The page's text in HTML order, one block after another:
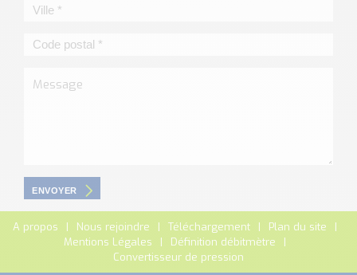
ENVOYER
A propos Nous rejoindre Téléchargement
Plan du site
Mentions Légales
Définition débitmètre
Convertisseur de pression